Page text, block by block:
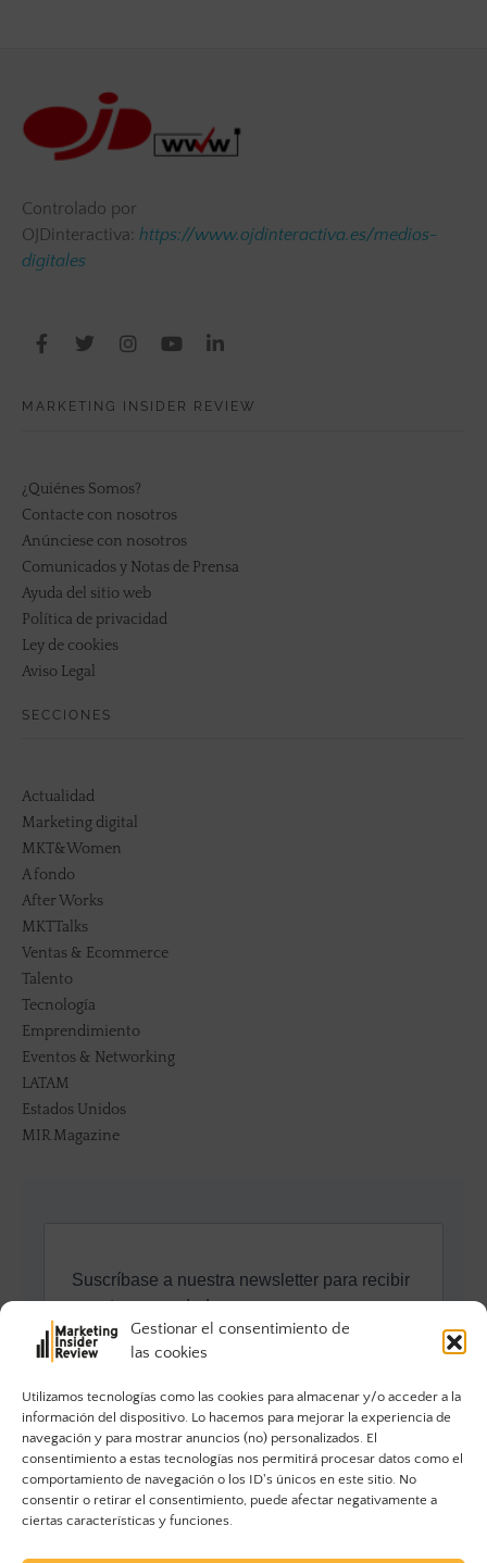
Gestionar el consentimiento de
las cookies
Utilizamos tecnologías como las cookies para almacenar y/o acceder a la
información del dispositivo. Lo hacemos para mejorar la experiencia de
navegación y para mostrar anuncios (no) personalizados. El
consentimiento a estas tecnologías nos permitirá procesar datos como el
comportamiento de navegación o los ID's únicos en este sitio. No
consentir o retirar el consentimiento, puede afectar negativamente a
ciertas características y funciones.
Controlado por
OJDinteractiva: https://www.ojdinteractiva.es/medios-
digitales
MARKETING INSIDER REVIEW
¿Quiénes Somos?
Contacte con nosotros
Anúnciese con nosotros
Comunicados y Notas de Prensa
Ayuda del sitio web
Política de privacidad
Ley de cookies
Aviso Legal
SECCIONES
Actualidad
Marketing digital
MKT&Women
A fondo
After Works
MKTTalks
Ventas & Ecommerce
Talento
Tecnología
Emprendimiento
Eventos & Networking
LATAM
Estados Unidos
MIR Magazine